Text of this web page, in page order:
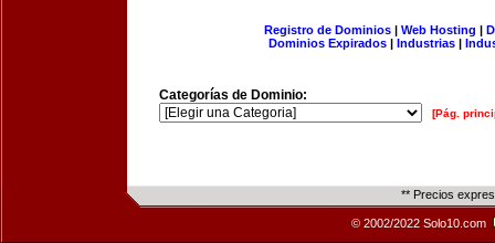
Registro de Dominios| Web Hosting |
Dominios Expirados | Industrias |
Categorías de Dominio:
[Pág.
** Precios
© 2002/2022 Solo10.com